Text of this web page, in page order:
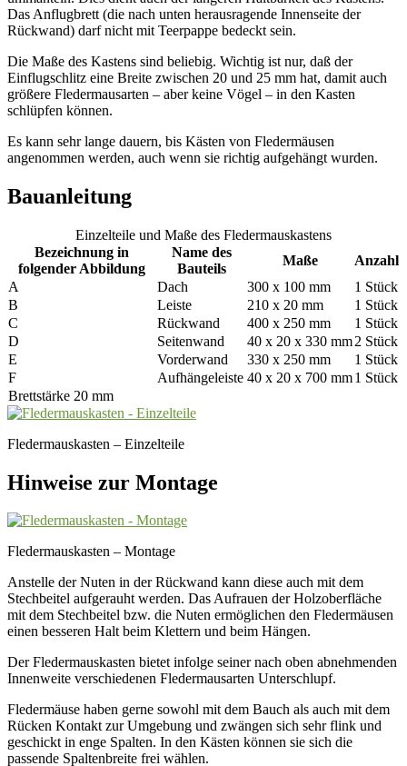
Das Anflugbrett (die nach unten herausragende Innenseite der
Rückwand) darf nicht mit Teerpappe bedeckt sein.
Die Maße des Kastens sind beliebig. Wichtig ist nur, daß der
Einflugschlitz eine Breite zwischen 20 und 25 mm hat, damit auch
größere Fledermausarten – aber keine Vögel – in den Kasten
schlüpfen können.
Es kann sehr lange dauern, bis Kästen von Fledermäusen
angenommen werden, auch wenn sie richtig aufgehängt wurden.
Bauanleitung
Einzelteile und Maße des Fledermauskastens
Bezeichnung in
folgender Abbildung
Name des
Bauteils
Maße Anzahl
Brettstärke 20 mm
A Dach 300 x 100 mm
1 Stück
B
Leiste 210 x 20 mm
1 Stück
C
Rückwand 400 x 250 mm
1 Stück
D
Seitenwand 40 x 20 x 330 mm2 Stück
E
Vorderwand 330 x 250 mm
1 Stück
F
Aufhängeleiste 40 x 20 x 700 mm1 Stück
Fledermauskasten – Einzelteile
Hinweise zur Montage
Fledermauskasten – Montage
Anstelle der Nuten in der Rückwand kann diese auch mit dem
Stechbeitel aufgerauht werden. Das Aufrauen der Holzoberfläche
mit dem Stechbeitel bzw. die Nuten ermöglichen den Fledermäusen
einen besseren Halt beim Klettern und beim Hängen.
Der Fledermauskasten bietet infolge seiner nach oben abnehmenden
Innenweite verschiedenen Fledermausarten Unterschlupf.
Fledermäuse haben gerne sowohl mit dem Bauch als auch mit dem
Rücken Kontakt zur Umgebung und zwängen sich sehr flink und
geschickt in enge Spalten. In den Kästen können sie sich die
passende Spaltenbreite frei wählen.